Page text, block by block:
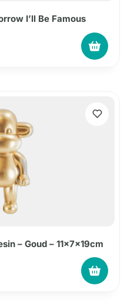
I’ll Be Famous
– Goud – 11x7x19cm